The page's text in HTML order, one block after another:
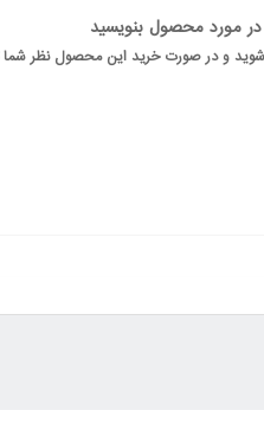
مورد محصول بنویسید
شوید و در صورت خرید این محصول نظر